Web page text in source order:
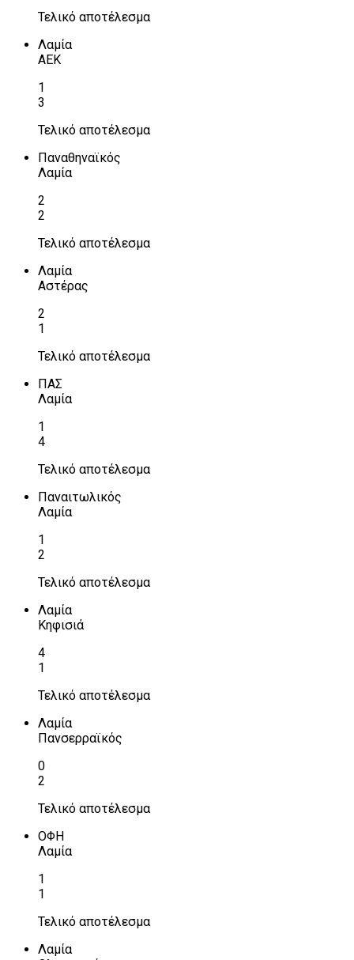
Τελικό αποτέλεσμα
Λαμία
ΑΕΚ
1
3
Τελικό αποτέλεσμα
Παναθηναϊκός
Λαμία
2
2
Τελικό αποτέλεσμα
Λαμία
Αστέρας
2
1
Τελικό αποτέλεσμα
ΠΑΣ
Λαμία
1
4
Τελικό αποτέλεσμα
Παναιτωλικός
Λαμία
1
2
Τελικό αποτέλεσμα
Λαμία
Κηφισιά
4
1
Τελικό αποτέλεσμα
Λαμία
Πανσερραϊκός
0
2
Τελικό αποτέλεσμα
ΟΦΗ
Λαμία
1
1
Τελικό αποτέλεσμα
Λαμία